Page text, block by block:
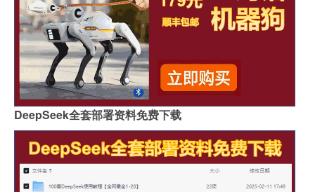
DeepSeek全套部署资料免费下载